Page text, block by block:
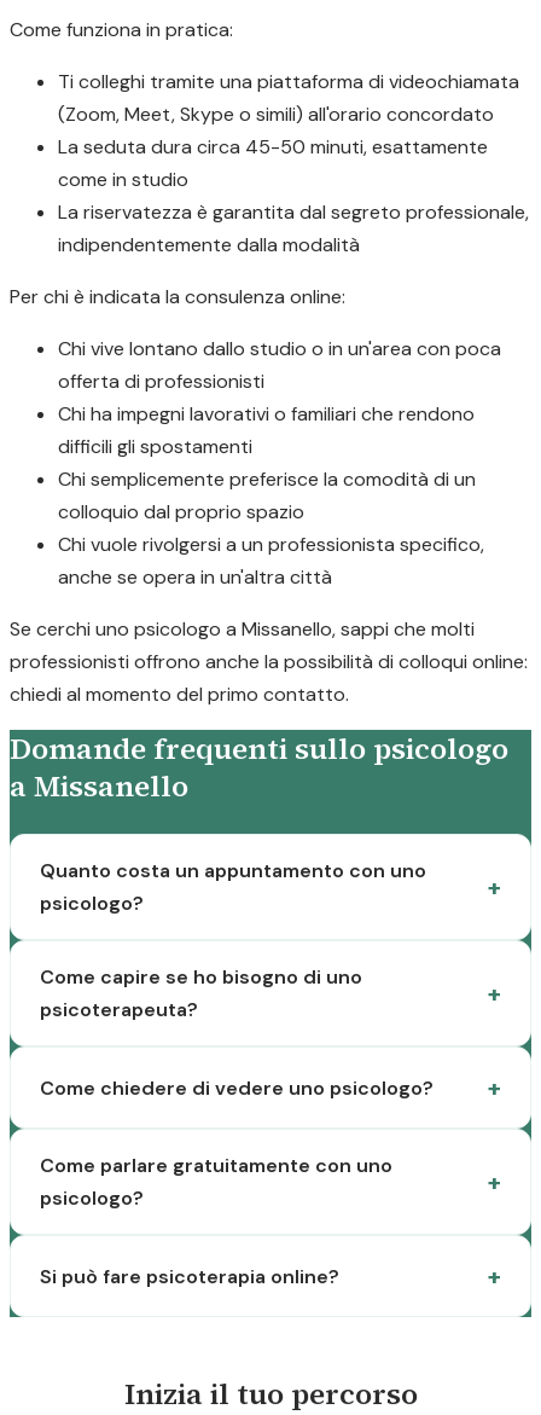
Come funziona in pratica:
Ti colleghi tramite una piattaforma di videochiamata
(Zoom, Meet, Skype o simili) all'orario concordato
La seduta dura circa 45-50 minuti, esattamente
come in studio
La riservatezza è garantita dal segreto professionale,
indipendentemente dalla modalità
Per chi è indicata la consulenza online:
Chi vive lontano dallo studio o in un'area con poca
offerta di professionisti
Chi ha impegni lavorativi o familiari che rendono
difficili gli spostamenti
Chi semplicemente preferisce la comodità di un
colloquio dal proprio spazio
Chi vuole rivolgersi a un professionista specifico,
anche se opera in un'altra città
Se cerchi uno psicologo a Missanello, sappi che molti
professionisti offrono anche la possibilità di colloqui online:
chiedi al momento del primo contatto.
Domande frequenti sullo psicologo
a Missanello
Quanto costa un appuntamento con uno
psicologo?
Come capire se ho bisogno di uno
psicoterapeuta?
Come chiedere di vedere uno psicologo?
Come parlare gratuitamente con uno
psicologo?
Si può fare psicoterapia online?
Inizia il tuo percorso